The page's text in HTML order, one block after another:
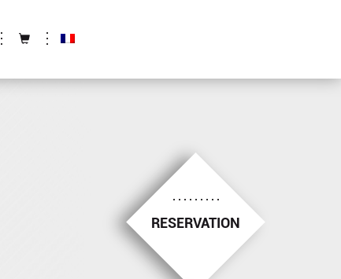
RESERVATION